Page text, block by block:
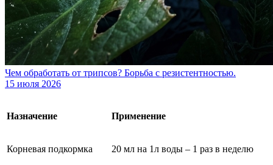
Чем обработать от трипсов? Борьба с резистентностью.
15 июля 2026
Назначение Применение
Корневая подкормка 20 мл на 1л воды – 1 раз в неделю